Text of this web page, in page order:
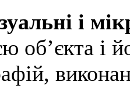
і
об’єкта і